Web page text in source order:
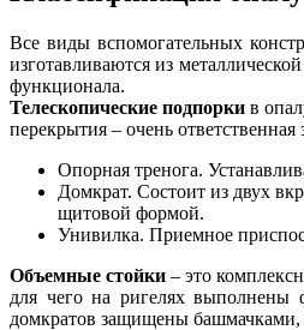
Все виды вспомогательных
изготавливаются из
функционала.
Телескопические подпоркив
перекрытия – очень ответственная
Опорная тренога.
Домкрат. Состоит из двух
щитовой формой.
Унивилка. Приемное
Объемные стойки – это
для чего на ригелях выполнены
домкратов защищены